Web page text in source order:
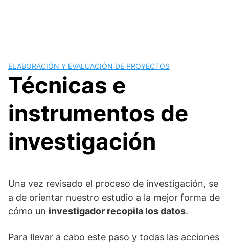
ELABORACIÓN Y EVALUACIÓN DE PROYECTOS
Técnicas e
instrumentos de
investigación
Una vez revisado el proceso de investigación, se
a de orientar nuestro estudio a la mejor forma de
cómo un investigador recopila los datos.
Para llevar a cabo este paso y todas las acciones